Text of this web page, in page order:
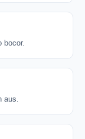
bocor.
aus.